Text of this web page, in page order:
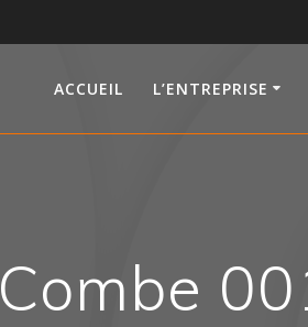
ACCUEIL L’ENTREPRISE
Combe